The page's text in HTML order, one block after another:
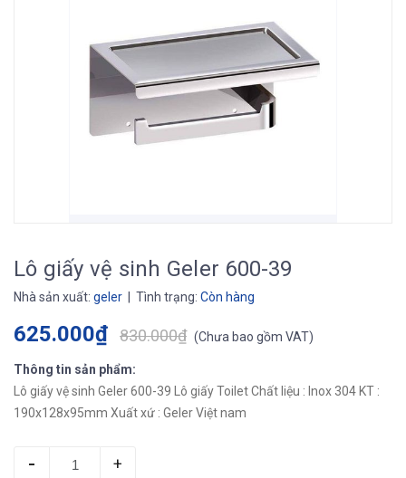
Lô giấy vệ sinh Geler 600-39
Nhà sản xuất: geler | Tình trạng: Còn hàng
625.000₫ 830.000₫ (Chưa bao gồm VAT)
Thông tin sản phẩm:
Lô giấy vệ sinh Geler 600-39 Lô giấy Toilet Chất liệu : Inox 304 KT :
190x128x95mm Xuất xứ : Geler Việt nam
- +